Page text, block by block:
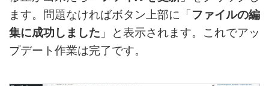
ます。問題なければボタン上部に「ファイルの編
集に成功しました 」と表示されます。これでアッ
プデート作業は完了です。